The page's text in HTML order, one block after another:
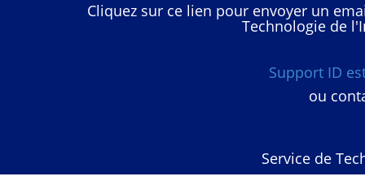
Cliquez sur ce lien pour envoyer un
Technologie de
Support ID
ou
Service de